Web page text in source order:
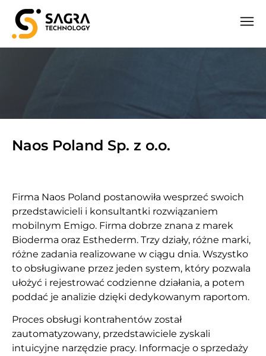
Naos Poland Sp. z o.o.
Firma Naos Poland postanowiła wesprzeć swoich
przedstawicieli i konsultantki rozwiązaniem
mobilnym Emigo. Firma dobrze znana z marek
Bioderma oraz Esthederm. Trzy działy, różne marki,
różne zadania realizowane w ciągu dnia. Wszystko
to obsługiwane przez jeden system, który pozwala
ułożyć i rejestrować codzienne działania, a potem
poddać je analizie dzięki dedykowanym raportom.
Proces obsługi kontrahentów został
zautomatyzowany, przedstawiciele zyskali
intuicyjne narzędzie pracy. Informacje o sprzedaży